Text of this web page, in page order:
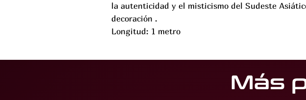
la autenticidad y el misticismo del Sudeste
decoración .
Longitud: 1 metro
Más